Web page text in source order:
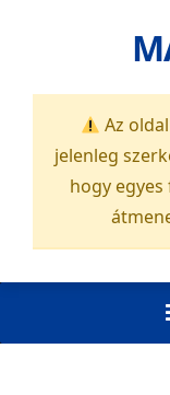
Az
jelenleg
hogy